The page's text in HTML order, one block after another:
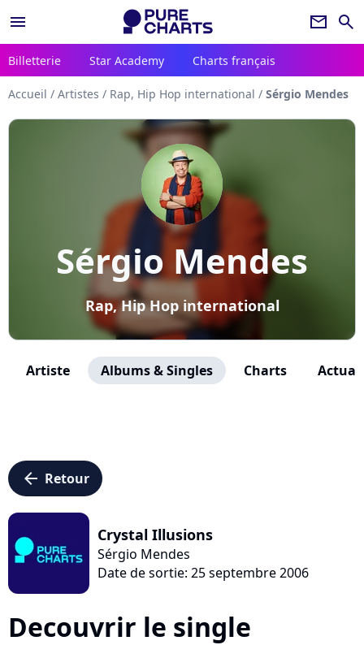
menu newsletter search
Billetterie Star Academy Charts français
Accueil / Artistes / Rap, Hip Hop international / Sérgio Mendes
Sérgio Mendes
Rap, Hip Hop international
Artiste Albums & Singles Charts
arrow_left Retour
Crystal Illusions
Sérgio Mendes
Date de sortie: 25 septembre 2006
Decouvrir le single